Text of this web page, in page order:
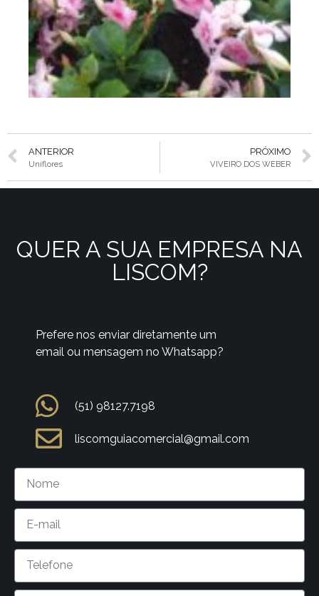
ANTERIOR
Uniflores
PRÓXIMO
VIVEIRO DOS WEBER
QUER A SUA EMPRESA NA
LISCOM?
Prefere nos enviar diretamente um
email ou mensagem no Whatsapp?
(51) 98127.7198
liscomguiacomercial@gmail.com